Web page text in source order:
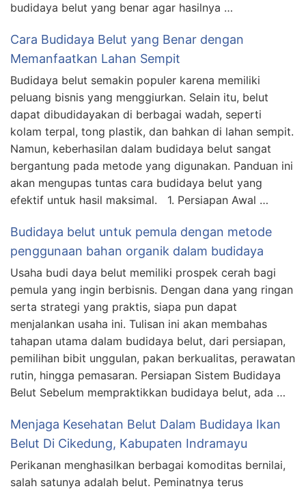
budidaya belut yang benar agar hasilnya …
Cara Budidaya Belut yang Benar dengan
Memanfaatkan Lahan Sempit
Budidaya belut semakin populer karena memiliki
peluang bisnis yang menggiurkan. Selain itu, belut
dapat dibudidayakan di berbagai wadah, seperti
kolam terpal, tong plastik, dan bahkan di lahan sempit.
Namun, keberhasilan dalam budidaya belut sangat
bergantung pada metode yang digunakan. Panduan ini
akan mengupas tuntas cara budidaya belut yang
efektif untuk hasil maksimal. 1. Persiapan Awal …
Budidaya belut untuk pemula dengan metode
penggunaan bahan organik dalam budidaya
Usaha budi daya belut memiliki prospek cerah bagi
pemula yang ingin berbisnis. Dengan dana yang ringan
serta strategi yang praktis, siapa pun dapat
menjalankan usaha ini. Tulisan ini akan membahas
tahapan utama dalam budidaya belut, dari persiapan,
pemilihan bibit unggulan, pakan berkualitas, perawatan
rutin, hingga pemasaran. Persiapan Sistem Budidaya
Belut Sebelum mempraktikkan budidaya belut, ada …
Menjaga Kesehatan Belut Dalam Budidaya Ikan
Belut Di Cikedung, Kabupaten Indramayu
Perikanan menghasilkan berbagai komoditas bernilai,
salah satunya adalah belut. Peminatnya terus